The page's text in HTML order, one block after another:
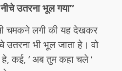
उतरना भूल गया”
चमकने लगी की यह देखकर
उतरना भी भूल जाता हे। वो
कई, ‘ अब तुम कहा चले ‘